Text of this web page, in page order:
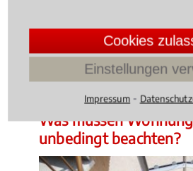
Rechtsbeiträge zu
24.07.2026)
Was müssen
unbedingt beachten?
Cookies
Einstellungen
Impressum ⁃